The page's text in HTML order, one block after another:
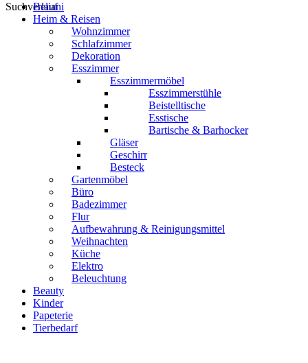
Suchverlauf
Beliani
Heim & Reisen
Wohnzimmer
Schlafzimmer
Dekoration
Esszimmer
Esszimmermöbel
Esszimmerstühle
Beistelltische
Esstische
Bartische & Barhocker
Gläser
Geschirr
Besteck
Gartenmöbel
Büro
Badezimmer
Flur
Aufbewahrung & Reinigungsmittel
Weihnachten
Küche
Elektro
Beleuchtung
Beauty
Kinder
Papeterie
Tierbedarf